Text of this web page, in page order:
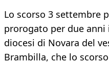
Lo scorso 3 settembre
prorogato per due
diocesi di Novara del
Brambilla, che lo